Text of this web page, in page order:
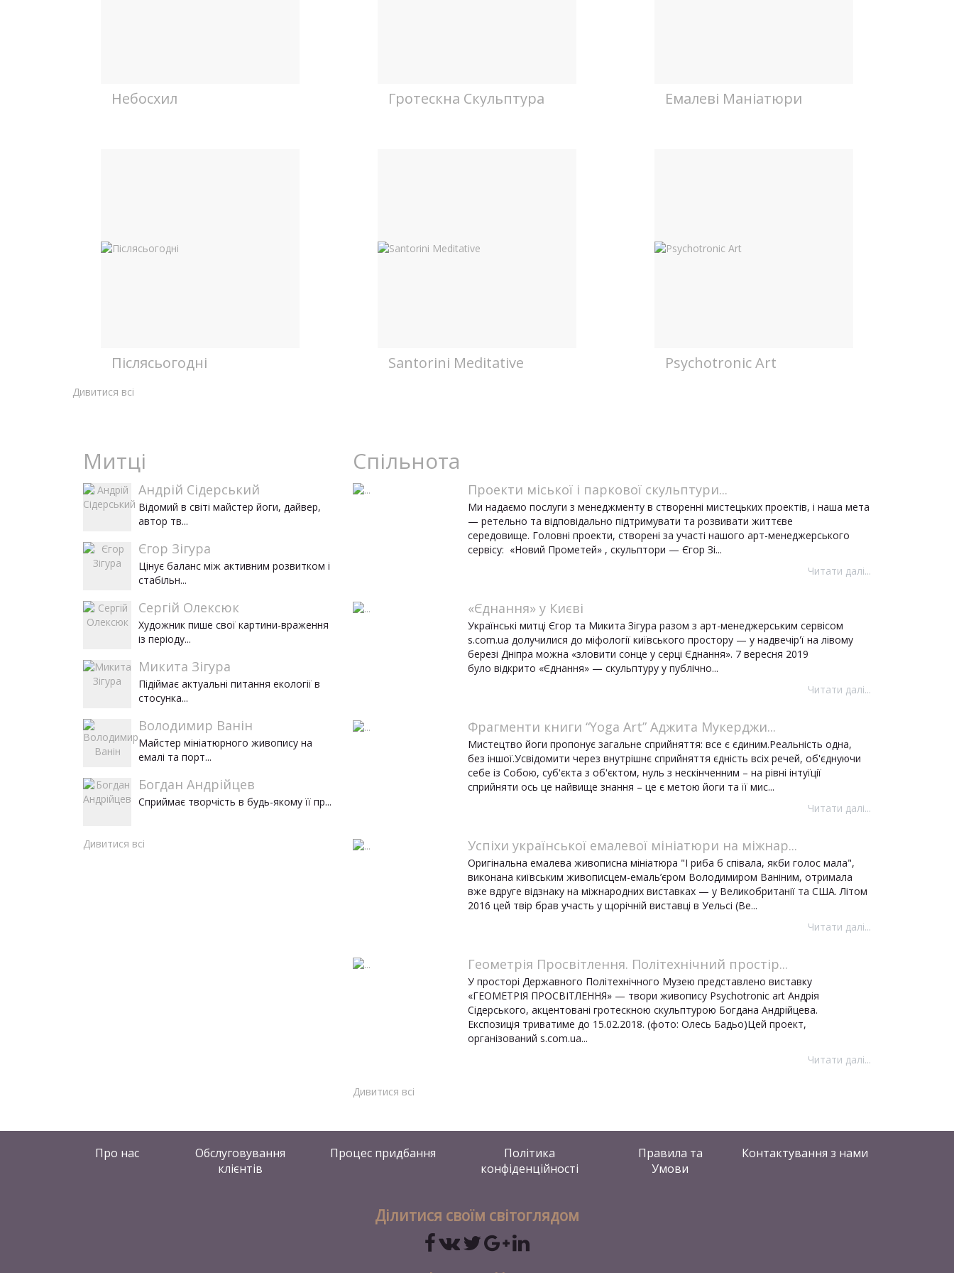
Небосхил Гротескна Скульптура Емалеві Маніатюри
Післяcьогодні Santorini Meditative Psychotronic Art
Дивитися всі
Митці
Андрій Сідерський
Відомий в світі майстер йоги, дайвер,
автор тв...
Єгор Зігура
Цінує баланс між активним розвитком і
стабільн...
Сергій Олексюк
Художник пише свої картини-враження
із періоду...
Микита Зігура
Підіймає актуальні питання екології в
стосунка...
Володимир Ванін
Майстер мініатюрного живопису на
емалі та порт...
Богдан Андрійцев
Сприймає творчість в будь-якому її пр...
Дивитися всі
Спільнота
Проекти міської і паркової скульптури...
Ми надаємо послуги з менеджменту в створенні мистецьких проектів, і наша мета
— ретельно та відповідально підтримувати та розвивати життєве
середовище. Головні проекти, створені за участі нашого арт-менеджерського
сервісу: «Новий Прометей» , скульптори — Єгор Зі...
Читати далі...
«Єднання» у Києві
Українські митці Єгор та Микита Зігура разом з арт-менеджерським сервісом
s.com.ua долучилися до міфології київського простору — у надвечір'ї на лівому
березі Дніпра можна «зловити сонце у серці Єднання». 7 вересня 2019
було відкрито «Єднання» — скульптуру у публічно...
Читати далі...
Фрагменти книги “Yoga Art” Аджита Мукерджи...
Мистецтво йоги пропонує загальне сприйняття: все є єдиним.Реальність одна,
без іншої.Усвідомити через внутрішнє сприйняття єдність всіх речей, об'єднуючи
себе із Собою, суб'єкта з об'єктом, нуль з нескінченним – на рівні інтуїції
сприйняти ось це найвище знання – це є метою йоги та її мис...
Читати далі...
Успіхи української емалевої мініатюри на міжнар...
Оригінальна емалева живописна мініатюра "І риба б співала, якби голос мала",
виконана київським живописцем-емаль’єром Володимиром Ваніним, отримала
вже вдруге відзнаку на міжнародних виставках — у Великобританії та США. Літом
2016 цей твір брав участь у щорічній виставці в Уельсі (Ве...
Читати далі...
Геометрія Просвітлення. Політехнічний простір...
У просторі Державного Політехнічного Музею представлено виставку
«ГЕОМЕТРІЯ ПРОСВІТЛЕННЯ» — твори живопису Psychotronic art Андрія
Сідерського, акцентовані гротескною скульптурою Богдана Андрійцева.
Експозиція триватиме до 15.02.2018. (фото: Олесь Бадьо)Цей проект,
організований s.com.ua...
Читати далі...
Дивитися всі
Про нас
Обслуговування
клієнтів
Процес придбання
Політика
конфіденційності
Правила та
Умови
Контактування з нами
Ділитися своїм світоглядом